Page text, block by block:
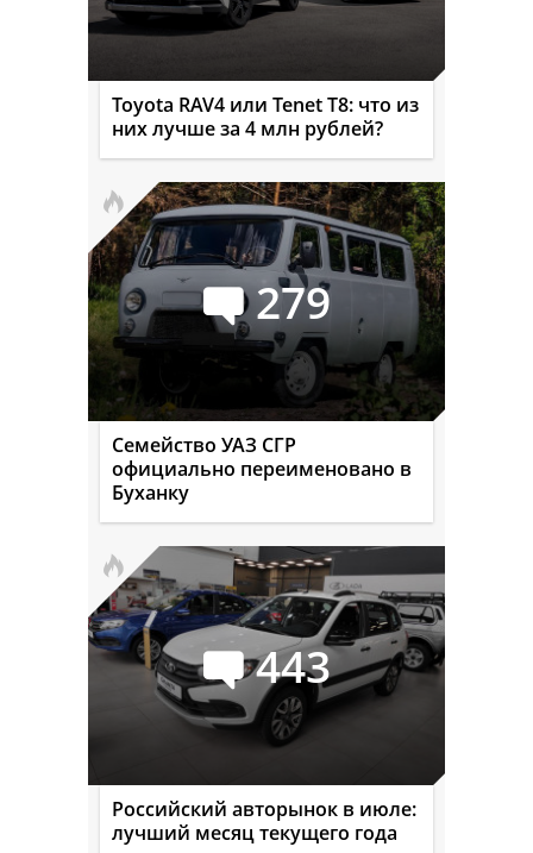
Toyota RAV4 или Tenet T8: что из
них лучше за 4 млн рублей?
279
Семейство УАЗ СГР
официально переименовано в
Буханку
443
Российский авторынок в июле:
лучший месяц текущего года